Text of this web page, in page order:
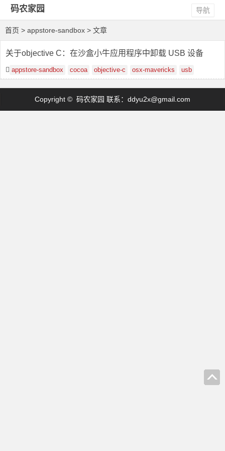
码农家园 导航
首页 > appstore-sandbox > 文章
关于objective C：在沙盒小牛应用程序中卸载 USB 设备
appstore-sandbox cocoa objective-c osx-mavericks usb
Copyright © 码农家园 联系： ddyu2x@gmail.com